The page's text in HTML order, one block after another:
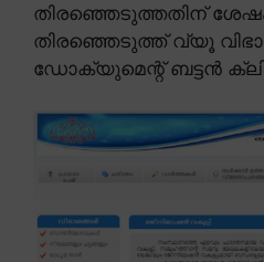
തിരഞ്ഞെടുത്തതിന്
തിരഞ്ഞെടുത്ത് വ്യൂ
ഡോക്യുമെന്റ് ബട്ടൻ